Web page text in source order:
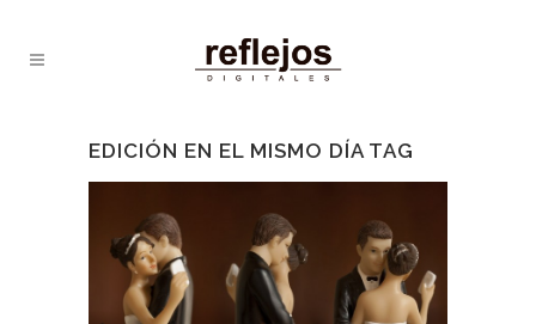
EDICIÓN EN EL MISMO DÍA TAG